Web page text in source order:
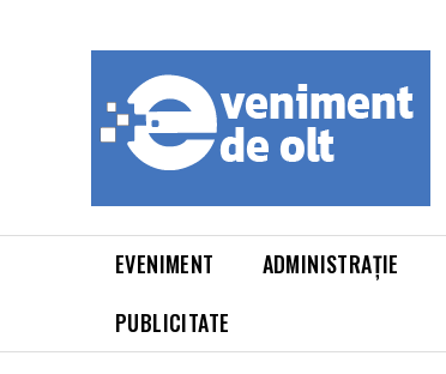
EVENIMENT ADMINISTRAȚIE
PUBLICITATE